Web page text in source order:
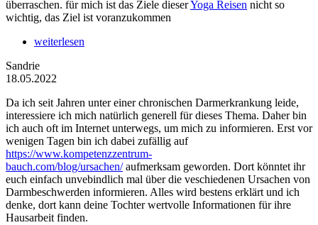
überraschen. für mich ist das Ziele dieserYoga Reisen nicht so
wichtig, das Ziel ist voranzukommen
weiterlesen
Sandrie
18.05.2022
Da ich seit Jahren unter einer chronischen Darmerkrankung leide,
interessiere ich mich natürlich generell für dieses Thema. Daher bin
ich auch oft im Internet unterwegs, um mich zu informieren. Erst vor
wenigen Tagen bin ich dabei zufällig auf
https://www.kompetenzzentrum-
bauch.com/blog/ursachen/aufmerksam geworden. Dort könntet ihr
euch einfach unvebindlich mal über die veschiedenen Ursachen von
Darmbeschwerden informieren. Alles wird bestens erklärt und ich
denke, dort kann deine Tochter wertvolle Informationen für ihre
Hausarbeit finden.